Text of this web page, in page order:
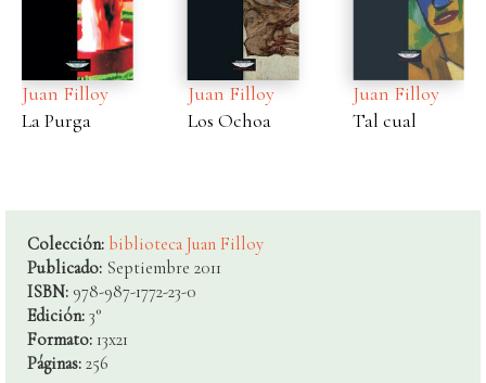
Juan Filloy
La Purga
Juan Filloy
Los Ochoa
Juan Filloy
Tal cual
Colección: biblioteca Juan Filloy
Publicado: Septiembre 2011
ISBN: 978-987-1772-23-0
Edición: 3°
Formato: 13x21
Páginas: 256